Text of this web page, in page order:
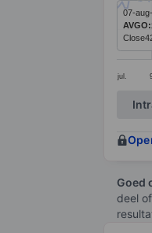
jul.
07-
Close
End
Goed
deel